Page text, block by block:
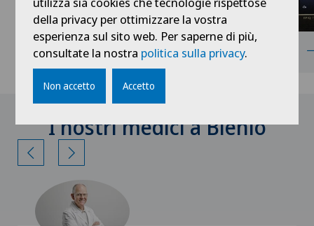
Medicina interna generale
I nostri medici a Blenio
della privacy per ottimizzare la vostra
esperienza sul sito web. Per saperne di più,
consultate la nostra politica sulla privacy.
Non accetto Accetto